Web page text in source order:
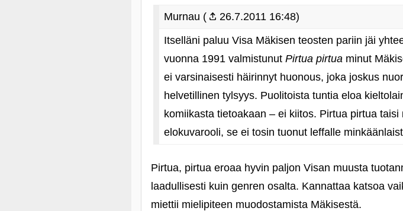
Murnau (
26.7.2011 16:48)
Itselläni paluu Visa Mäkisen teosten pariin jäi
vuonna 1991 valmistunut Pirtua pirtua minut
ei varsinaisesti häirinnyt huonous, joka joskus
helvetillinen tylsyys. Puolitoista tuntia eloa
komiikasta tietoakaan – ei kiitos. Pirtua pirtua
elokuvarooli, se ei tosin tuonut leffalle
Pirtua, pirtua eroaa hyvin paljon Visan muusta
laadullisesti kuin genren osalta. Kannattaa katsoa
miettii mielipiteen muodostamista Mäkisestä.